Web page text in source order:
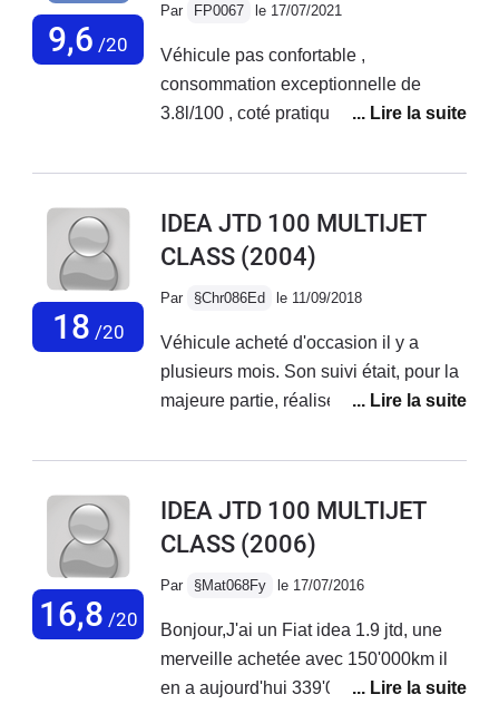
9,6 /20
Par FP0067 le 17/07/2021
Véhicule pas confortable ,
consommation exceptionnelle de
3.8l/100 , coté pratique avec les sièges
peu onéreux. Mauvaise tenue de route
et pneus de marque . A 200 000 KMS
la chaine de distribution a cassé , j'ai
kilométrage OU SI vous souhaitez
l'acquisition de ce modèle ( jtd multijet)
.De mémoire FIAT préconise 220 000
18 /20
IDEA JTD 100 MULTIJET
CLASS (2004)
Par §Chr086Ed le 11/09/2018
Véhicule acheté d'occasion il y a
plusieurs mois. Son suivi était, pour la
majeure partie, réalisé chez Fiat.
160000 kms). Voiture très confortable,
plutôt bien d'avoir un plafond haut.
Motorisation suffisante (un peu plus de
Dépassements sécurisés car la Fiat
idea, dans ce modèle, a de la reprise
et c'est très agréable. Consommation
16,8 /20
IDEA JTD 100 MULTIJET
CLASS (2006)
Par §Mat068Fy le 17/07/2016
Bonjour,J'ai un Fiat idea 1.9 jtd, une
merveille achetée avec 150'000km il
en a aujourd'hui 339'000 km. Pièces